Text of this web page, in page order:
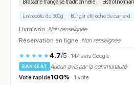
Brasserie française traditionnelle Bistrot
Entrecôte de 300g Burger effiloché de canard
Livraison :Non renseignée
Réservation en ligne :Non renseignée
★★★★★4.7/5· 147 avis Google
RANKEAT
Aucun avis par la communauté
Vote rapide100% · 1 vote